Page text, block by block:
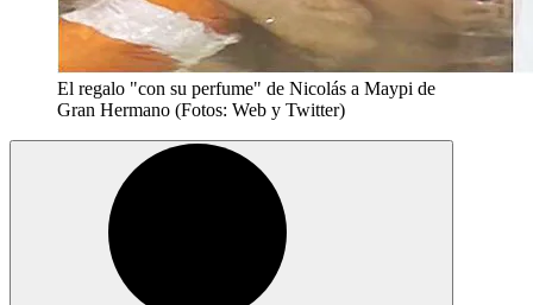
El regalo "con su perfume" de Nicolás a Maypi de
Gran Hermano (Fotos: Web y Twitter)